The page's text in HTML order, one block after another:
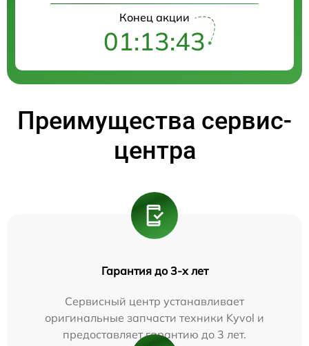
Конец акции
01:13:43
Преимущества сервис-
центра
Гарантия до 3-х лет
Сервисный центр устанавливает
оригинальные запчасти техники Kyvol и
предоставляет гарантию до 3 лет.